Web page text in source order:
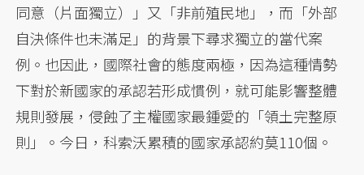
同意（片面獨立）」又「非前殖民地」，而「外部
自決條件也未滿足」的背景下尋求獨立的當代案
例。也因此，國際社會的態度兩極，因為這種情勢
下對於新國家的承認若形成慣例，就可能影響整體
規則發展，侵蝕了主權國家最鍾愛的「領土完整原
則」。今日，科索沃累積的國家承認約莫110個。